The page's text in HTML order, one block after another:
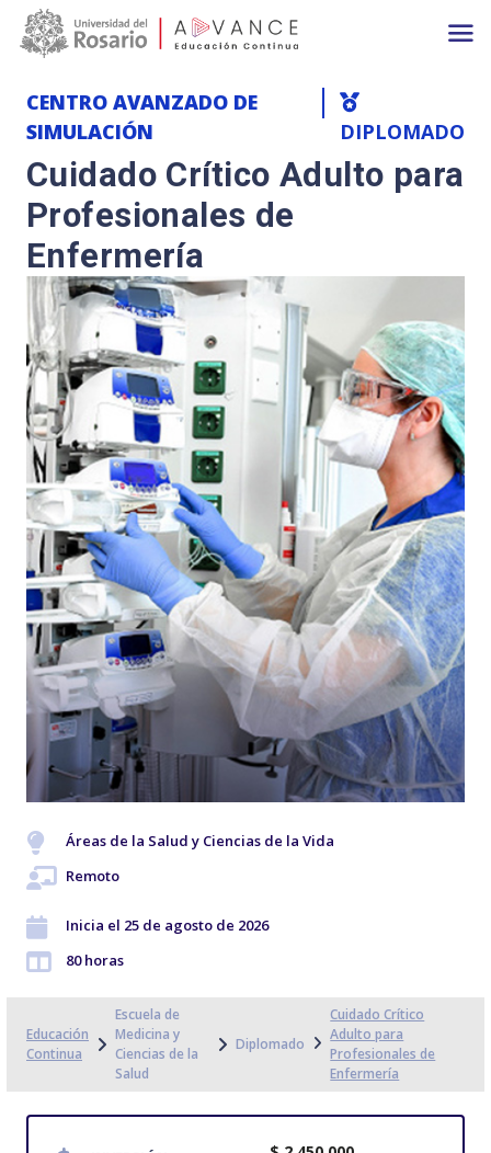
Pasar al contenido principal
Main navigation
CENTRO AVANZADO DE
SIMULACIÓN
DIPLOMADO
Cuidado Crítico Adulto para
Profesionales de
Enfermería
Áreas de la Salud y Ciencias de la Vida
Remoto
Inicia el 25 de agosto de 2026
80 horas
Educación
Continua
Escuela de
Medicina y
Ciencias de la
Salud
Diplomado
Cuidado Crítico
Adulto para
Profesionales de
Enfermería